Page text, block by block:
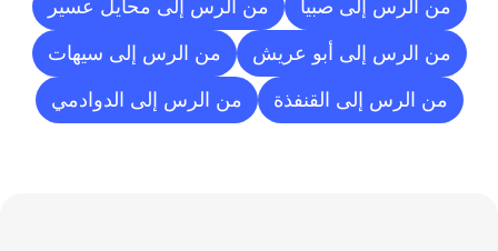
من الرس إلى صبيا من الرس إلى محايل عسير
من الرس إلى أبو عريش من الرس إلى سيهات
من الرس إلى القنفذة من الرس إلى الدوادمي